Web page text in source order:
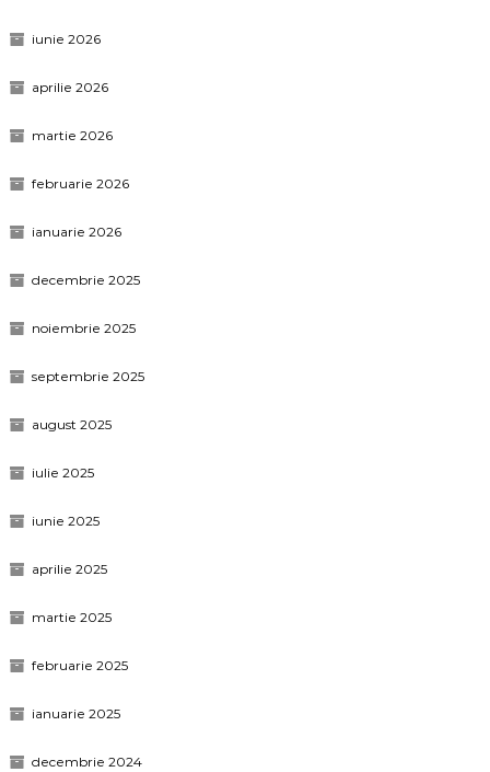
iunie 2026
aprilie 2026
martie 2026
februarie 2026
ianuarie 2026
decembrie 2025
noiembrie 2025
septembrie 2025
august 2025
iulie 2025
iunie 2025
aprilie 2025
martie 2025
februarie 2025
ianuarie 2025
decembrie 2024